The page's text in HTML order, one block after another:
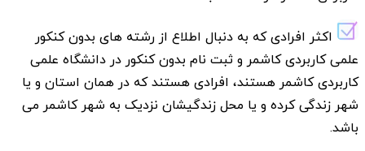
اکثر افرادی که به دنبال اطلاع از رشته های بدون کنکور
علمی کاربردی کاشمر و ثبت نام بدون کنکور در دانشگاه علمی
کاربردی کاشمر هستند، افرادی هستند که در همان استان و یا
شهر زندگی کرده و یا محل زندگیشان نزدیک به شهر کاشمر می
باشد.